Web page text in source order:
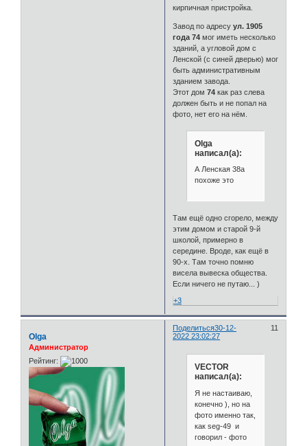
кирпичная пристройка.
Завод по адресуул. 1905
года 74 мог иметь несколько
зданий, а угловой дом с
Ленской (с синей дверью) мог
быть административным
зданием завода.
Этот дом74как раз слева
должен быть и не попал на
фото, нет его на нём.
Olga
написал(а):
А Ленская 38а
похоже это
Там ещё одно сгорело, между
этим домом и старой 9-й
школой, примерно в
середине. Вроде, как ещё в
90-х. Там точно помню
висела вывеска общества.
Если ничего не путаю... )
+3
Поделиться 11
30-12-
2022 23:02:27
Olga
Администратор
Рейтинг:
VECTOR
написал(а):
Я не настаиваю,
конечно ), но на
фото именно так,
как seg-49 и
говорил - фото